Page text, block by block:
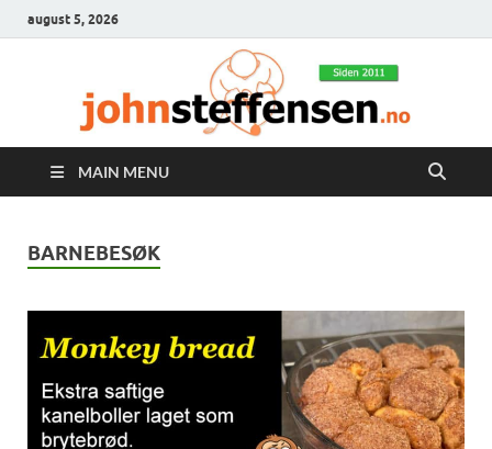
august 5, 2026
MAIN MENU
BARNEBESØK